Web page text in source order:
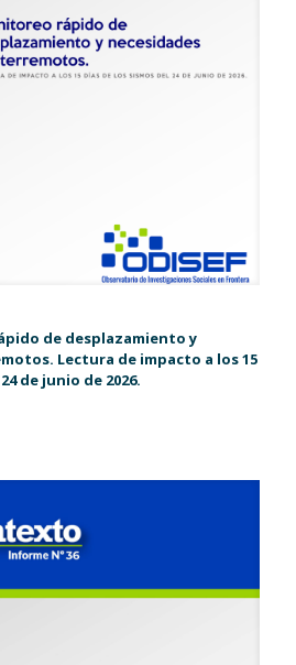
de desplazamiento y
Lectura de impacto a los 15
de junio de 2026.